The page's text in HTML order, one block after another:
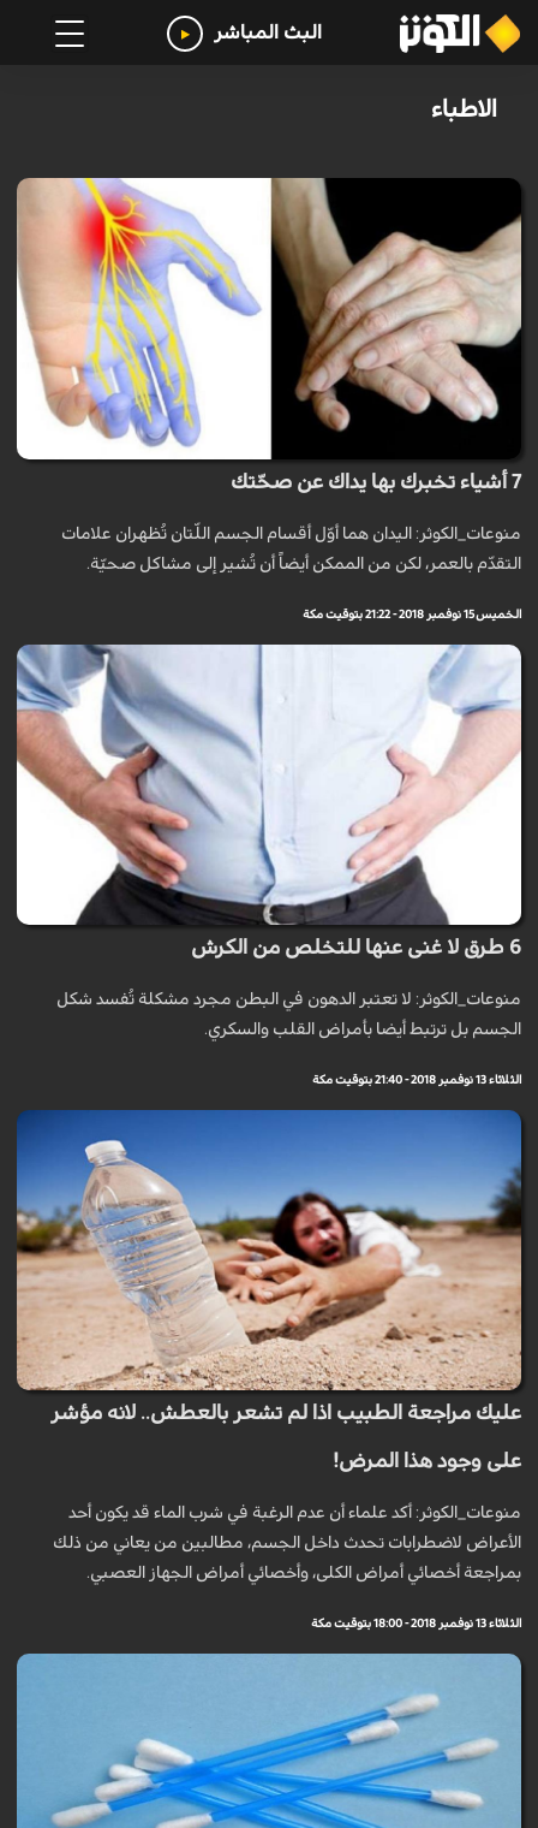
البث المباشر
الاطباء
7 أشياء تخبرك بها يداك عن صحّتك
منوعات_الكوثر: اليدان هما أوّل أقسام الجسم اللّتان تُظهران علامات
التقدّم بالعمر، لكن من الممكن أيضاً أن تُشير إلى مشاكل صحيّة.
الخميس 15 نوفمبر 2018 - 21:22 بتوقيت مكة
6 طرق لا غنى عنها للتخلص من الكرش
منوعات_الكوثر: لا تعتبر الدهون في البطن مجرد مشكلة تُفسد شكل
الجسم بل ترتبط أيضا بأمراض القلب والسكري.
الثلاثاء 13 نوفمبر 2018 - 21:40 بتوقيت مكة
عليك مراجعة الطبيب اذا لم تشعر بالعطش.. لانه مؤشر
على وجود هذا المرض!
منوعات_الكوثر: أكد علماء أن عدم الرغبة في شرب الماء قد يكون أحد
الأعراض لاضطرابات تحدث داخل الجسم، مطالبين من يعاني من ذلك
بمراجعة أخصائي أمراض الكلى، وأخصائي أمراض الجهاز العصبي.
الثلاثاء 13 نوفمبر 2018 - 18:00 بتوقيت مكة